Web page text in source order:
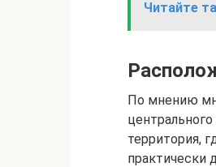
Читайте
По мнению
территория,
практически